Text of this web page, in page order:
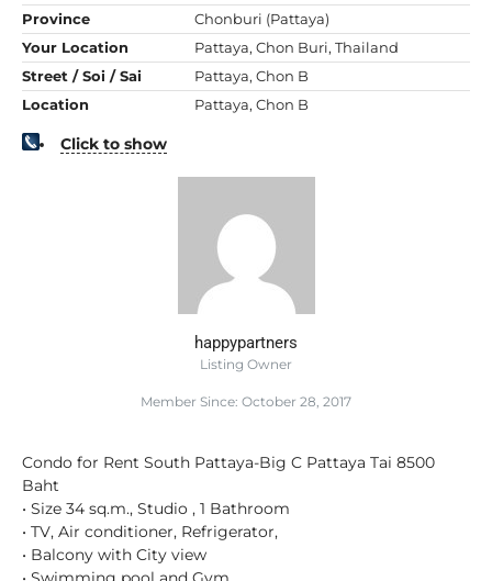
Province
Chonburi (Pattaya)
Your Location
Pattaya, Chon Buri, Thailand
Street / Soi / Sai
Pattaya, Chon B
Location
Pattaya, Chon B
Click to show
happypartners
Listing Owner
Member Since: October 28, 2017
Condo for Rent South Pattaya-Big C Pattaya Tai 8500
Baht
• Size 34 sq.m., Studio , 1 Bathroom
• TV, Air conditioner, Refrigerator,
• Balcony with City view
• Swimming pool and Gym